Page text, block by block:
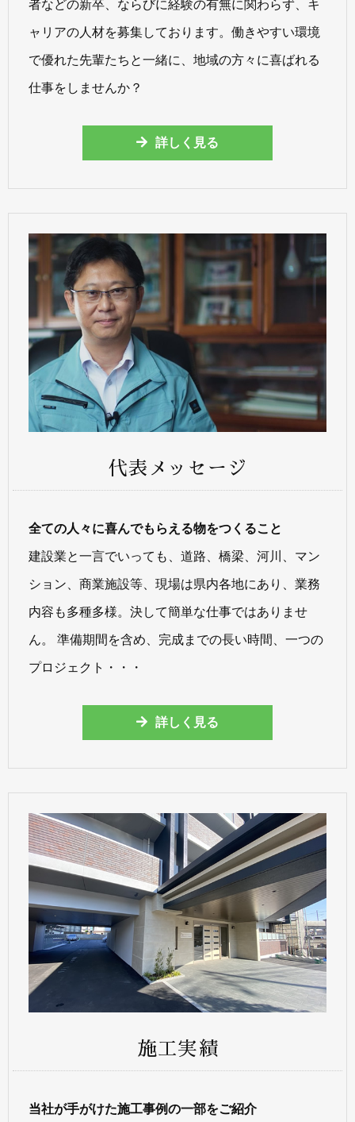
者などの新卒、ならびに経験の有無に関わらず、キ
ャリアの人材を募集しております。働きやすい環境
で優れた先輩たちと一緒に、地域の方々に喜ばれる
仕事をしませんか？
詳しく見る
代表メッセージ
全ての人々に喜んでもらえる物をつくること
建設業と一言でいっても、道路、橋梁、河川、マン
ション、商業施設等、現場は県内各地にあり、業務
内容も多種多様。決して簡単な仕事ではありませ
ん。 準備期間を含め、完成までの長い時間、一つの
プロジェクト・・・
詳しく見る
施工実績
当社が手がけた施工事例の一部をご紹介